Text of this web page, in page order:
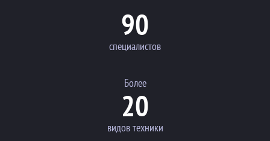
90
специалистов
Более
20
видов техники